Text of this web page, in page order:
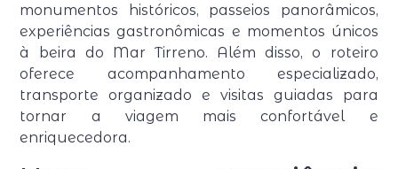
monumentos históricos, passeios panorâmicos,
experiências gastronômicas e momentos únicos
à beira do Mar Tirreno. Além disso, o roteiro
oferece acompanhamento especializado,
transporte organizado e visitas guiadas para
tornar a viagem mais confortável e
enriquecedora.